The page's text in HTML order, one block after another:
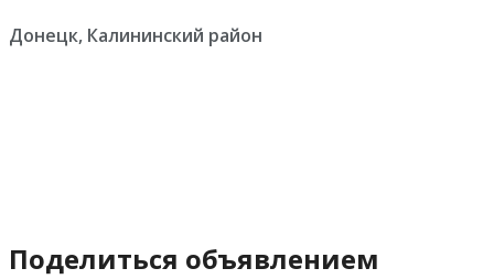
Донецк, Калининский район
Поделиться объявлением